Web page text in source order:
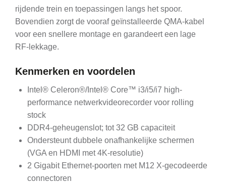
rijdende trein en toepassingen langs het spoor.
Bovendien zorgt de vooraf geïnstalleerde QMA-kabel
voor een snellere montage en garandeert een lage
RF-lekkage.
Kenmerken en voordelen
Intel® Celeron®/Intel® Core™ i3/i5/i7 high-
performance netwerkvideorecorder voor rolling
stock
DDR4-geheugenslot; tot 32 GB capaciteit
Ondersteunt dubbele onafhankelijke schermen
(VGA en HDMI met 4K-resolutie)
2 Gigabit Ethernet-poorten met M12 X-gecodeerde
connectoren